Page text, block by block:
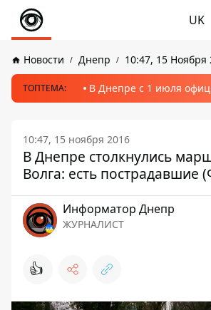
UK
Новости Днепр 10:47, 15 Ноября
ТОПТЕМА: В Днепре с 1 июля
10:47, 15 ноября 2016
В Днепре столкнулись
Волга: есть пострадавшие
Информатор Днепр
ЖУРНАЛИСТ
👍